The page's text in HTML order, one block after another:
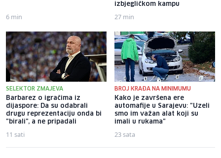
6 min
izbjegličkom kampu
27 min
SELEKTOR ZMAJEVA
Barbarez o igračima iz
dijaspore: Da su odabrali
drugu reprezentaciju onda bi
"birali", a ne pripadali
11 sati
BROJ KRAĐA NA MINIMUMU
Kako je završena ere
automafije u Sarajevu: "Uzeli
smo im važan alat koji su
imali u rukama"
23 sata